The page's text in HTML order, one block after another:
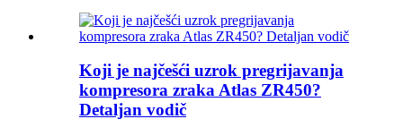
Koji je najčešći uzrok pregrijavanja
kompresora zraka Atlas ZR450?
Detaljan vodič